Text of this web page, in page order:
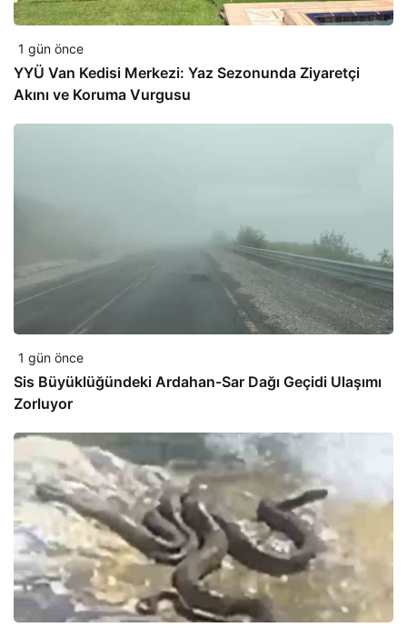
1 gün önce
YYÜ Van Kedisi Merkezi: Yaz Sezonunda Ziyaretçi
Akını ve Koruma Vurgusu
1 gün önce
Sis Büyüklüğündeki Ardahan-Sar Dağı Geçidi Ulaşımı
Zorluyor